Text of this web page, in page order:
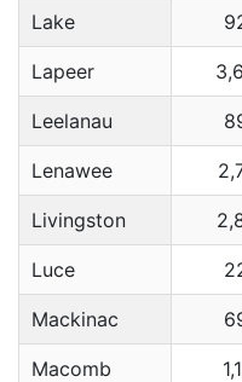
Lake
Lapeer
Leelanau
Lenawee
Livingston
Luce
Mackinac
Macomb